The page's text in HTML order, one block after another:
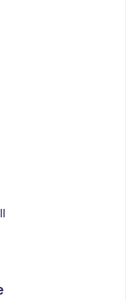
Getac
Epson
Philips
LG
Irbis
Hasee
ZTE
Hiper
Evga
Echips